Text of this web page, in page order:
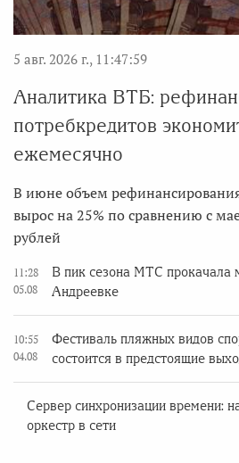
5 авг. 2026 г., 11:47:59
Аналитика ВТБ:
потребкредитов
ежемесячно
В июне объем
вырос на 25% по сравнению с
рублей
11:28
05.08
В пик сезона МТС прокачала
Андреевке
10:55
04.08
Фестиваль пляжных видов
состоится в предстоящие
Сервер синхронизации времени:
оркестр в сети